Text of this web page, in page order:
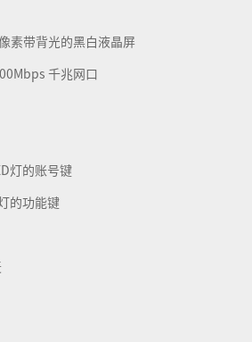
素带背光的黑白液晶屏
千兆网口
灯的账号键
的功能键